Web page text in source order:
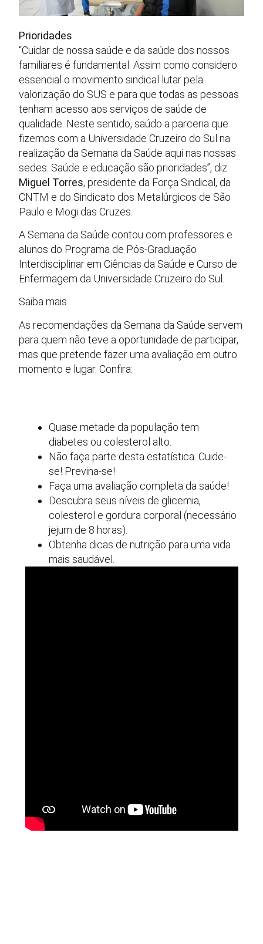
Prioridades
“Cuidar de nossa saúde e da saúde dos nossos
familiares é fundamental. Assim como considero
essencial o movimento sindical lutar pela
valorização do SUS e para que todas as pessoas
tenham acesso aos serviços de saúde de
qualidade. Neste sentido, saúdo a parceria que
fizemos com a Universidade Cruzeiro do Sul na
realização da Semana da Saúde aqui nas nossas
sedes. Saúde e educação são prioridades”, diz
Miguel Torres, presidente da Força Sindical, da
CNTM e do Sindicato dos Metalúrgicos de São
Paulo e Mogi das Cruzes.
A Semana da Saúde contou com professores e
alunos do Programa de Pós-Graduação
Interdisciplinar em Ciências da Saúde e Curso de
Enfermagem da Universidade Cruzeiro do Sul.
Saiba mais
As recomendações da Semana da Saúde servem
para quem não teve a oportunidade de participar,
mas que pretende fazer uma avaliação em outro
momento e lugar. Confira:
Quase metade da população tem
diabetes ou colesterol alto.
Não faça parte desta estatística. Cuide-
se! Previna-se!
Faça uma avaliação completa da saúde!
Descubra seus níveis de glicemia,
colesterol e gordura corporal (necessário
jejum de 8 horas).
Obtenha dicas de nutrição para uma vida
mais saudável.